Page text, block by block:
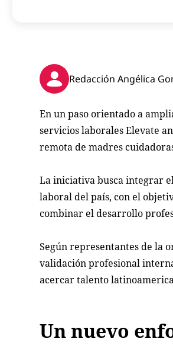
Redacción Angélica
En un paso orientado a
servicios laborales Elevate
remota de madres
La iniciativa busca integrar
laboral del país, con el
combinar el desarrollo
Según representantes de la
validación profesional
acercar talento
Un nuevo